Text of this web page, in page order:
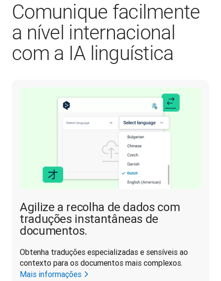
Comunique facilmente
a nível internacional
com a IA linguística
Agilize a recolha de dados com
traduções instantâneas de
documentos.
Obtenha traduções especializadas e sensíveis ao
contexto para os documentos mais complexos.
Mais informações